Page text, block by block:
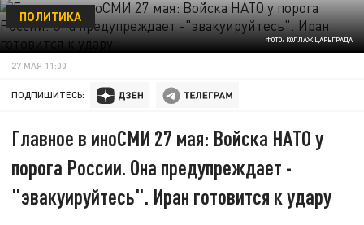
ФОТО: КОЛЛАЖ ЦАРЬГРАДА
ПОЛИТИКА
27 МАЯ 11:00
ПОДПИШИТЕСЬ:
Главное в иноСМИ 27 мая: Войска НАТО у
порога России. Она предупреждает -
"эвакуируйтесь". Иран готовится к удару